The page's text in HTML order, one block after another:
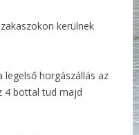
kerülnek
legelső horgászállás az
4 bottal tud majd